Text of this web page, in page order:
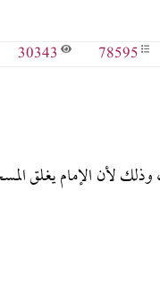
78595
30343
لأن الإمام يغلق